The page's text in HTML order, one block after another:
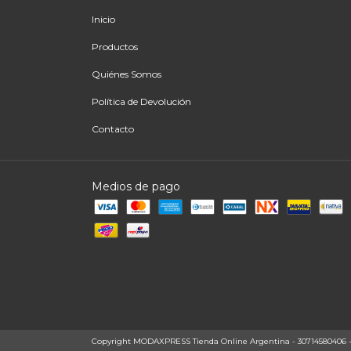
Inicio
Productos
Quiénes Somos
Política de Devolución
Contacto
Medios de pago
Copyright MODAXPRESS Tienda Online Argentina - 30714580406 -